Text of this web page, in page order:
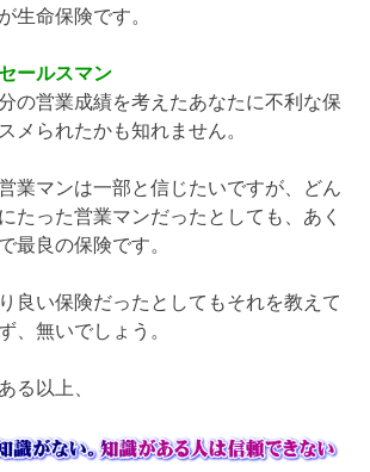
生命保険です。
ールスマン
の営業成績を考えたあなたに不利な保
メられたかも知れません。
業マンは一部と信じたいですが、どん
たった営業マンだったとしても、あく
最良の保険です。
良い保険だったとしてもそれを教えて
、無いでしょう。
る以上、